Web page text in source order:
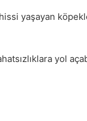
hissi yaşayan
yol